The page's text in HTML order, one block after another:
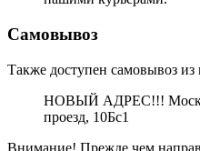
Самовывоз
Также доступен самовывоз из
НОВЫЙ АДРЕС!!!
проезд, 10Бс1
Внимание! Прежде чем